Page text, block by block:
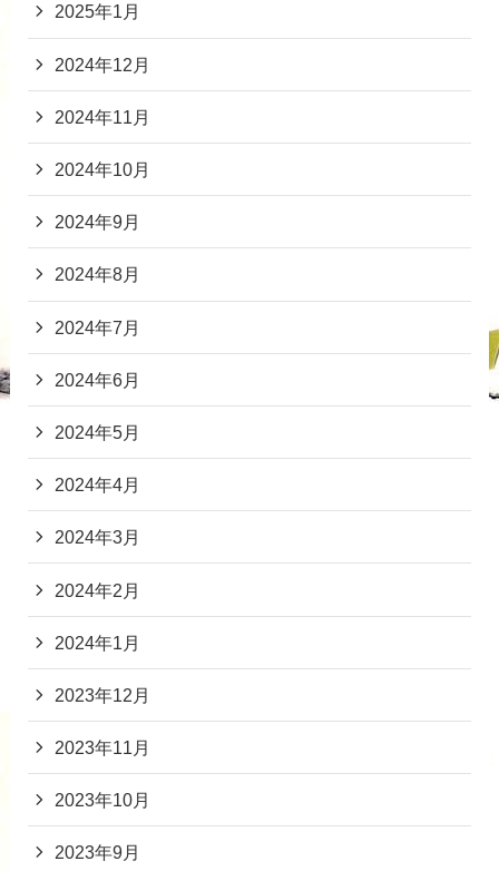
2025年1月
2024年12月
2024年11月
2024年10月
2024年9月
2024年8月
2024年7月
2024年6月
2024年5月
2024年4月
2024年3月
2024年2月
2024年1月
2023年12月
2023年11月
2023年10月
2023年9月